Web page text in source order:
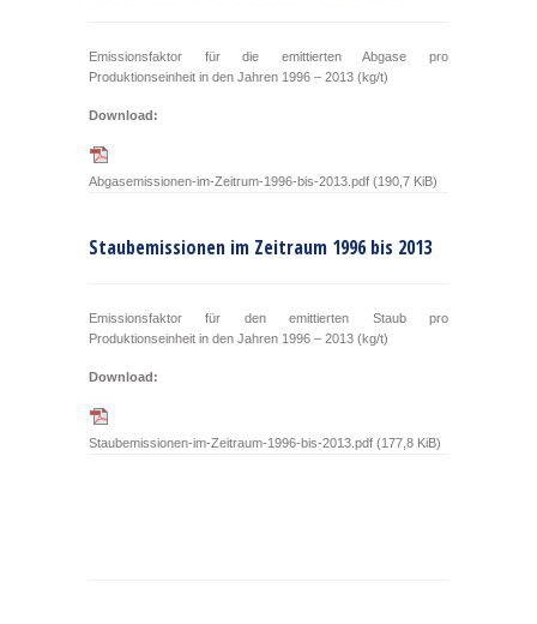
Emissionsfaktor für die emittierten Abgase pro
Produktionseinheit in den Jahren 1996 – 2013 (kg/t)
Download:
Abgasemissionen-im-Zeitrum-1996-bis-2013.pdf (190,7 KiB)
Staubemissionen im Zeitraum 1996 bis 2013
Emissionsfaktor für den emittierten Staub pro
Produktionseinheit in den Jahren 1996 – 2013 (kg/t)
Download:
Staubemissionen-im-Zeitraum-1996-bis-2013.pdf (177,8 KiB)